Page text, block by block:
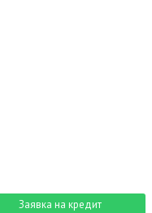
Заявка на кредит